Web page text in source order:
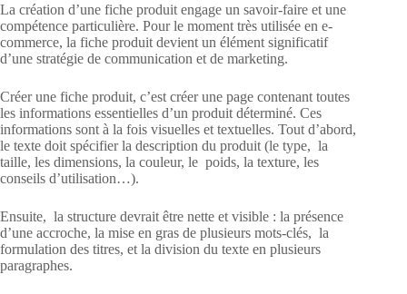
La création d’une fiche produit engage un savoir-faire et une
compétence particulière. Pour le moment très utilisée en e-
commerce, la fiche produit devient un élément significatif
d’une stratégie de communication et de marketing.
Créer une fiche produit, c’est créer une page contenant toutes
les informations essentielles d’un produit déterminé. Ces
informations sont à la fois visuelles et textuelles. Tout d’abord,
le texte doit spécifier la description du produit (le type, la
taille, les dimensions, la couleur, le poids, la texture, les
conseils d’utilisation…).
Ensuite, la structure devrait être nette et visible : la présence
d’une accroche, la mise en gras de plusieurs mots-clés, la
formulation des titres, et la division du texte en plusieurs
paragraphes.